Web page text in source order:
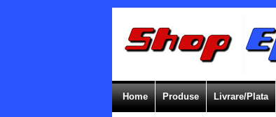
Home Produse Livrare/Plata